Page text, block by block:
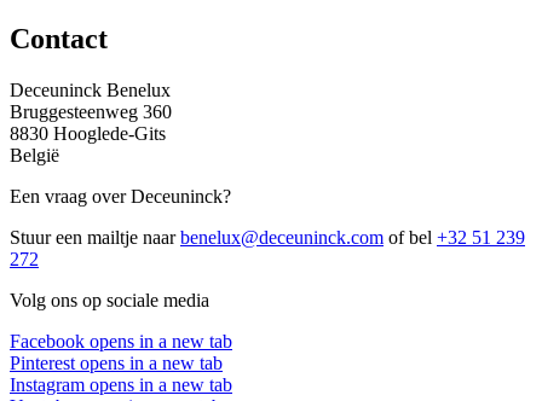
Contact
Deceuninck Benelux
Bruggesteenweg 360
8830 Hooglede-Gits
België
Een vraag over Deceuninck?
Stuur een mailtje naarbenelux@deceuninck.com of bel +32 51 239
272
Volg ons op sociale media
Facebook opens in a new tab
Pinterest opens in a new tab
Instagram opens in a new tab